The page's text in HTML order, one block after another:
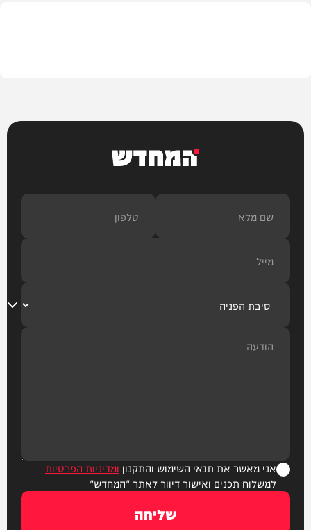
המחדש
אני מאשר את תנאי השימוש והתקנון ומדיניות הפרטיות
למשלוח תכנים ואישור דיוור לאתר "המחדש"
שליחה